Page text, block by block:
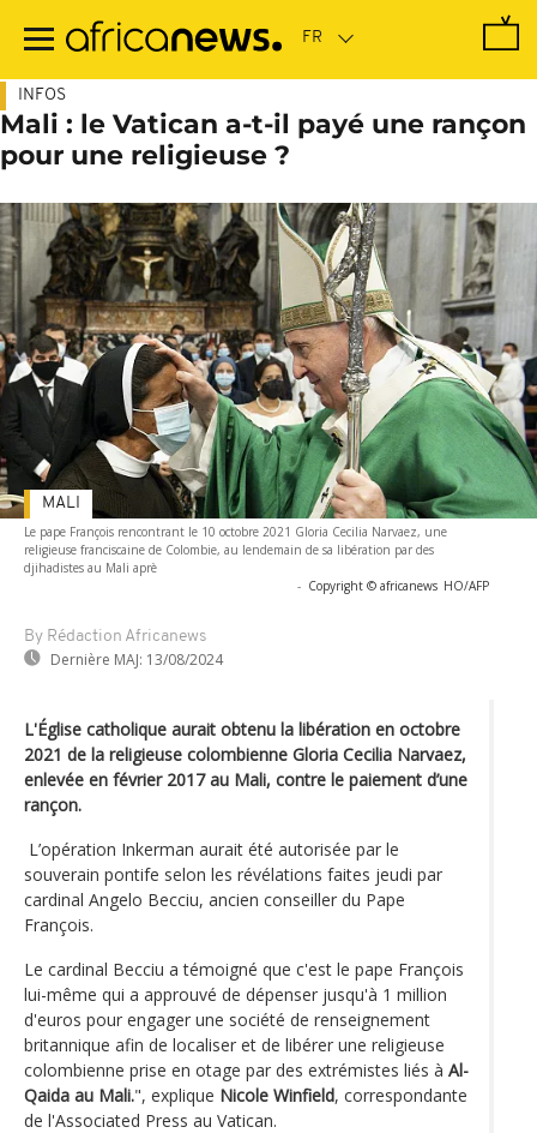
contenu
INFOS
Mali : le Vatican a-t-il payé une rançon
pour une religieuse ?
Le pape François rencontrant le 10 octobre 2021 Gloria Cecilia Narvaez, une
religieuse franciscaine de Colombie, au lendemain de sa libération par des
djihadistes au Mali aprè
- Copyright © africanews HO/AFP
By Rédaction Africanews
Dernière MAJ: 13/08/2024
MALI
L'Église catholique aurait obtenu la libération en octobre
2021 de la religieuse colombienne Gloria Cecilia Narvaez,
enlevée en février 2017 au Mali, contre le paiement d’une
rançon.
L’opération Inkerman aurait été autorisée par le
souverain pontife selon les révélations faites jeudi par
cardinal Angelo Becciu, ancien conseiller du Pape
François.
Le cardinal Becciu a témoigné que c'est le pape François
lui-même qui a approuvé de dépenser jusqu'à 1 million
d'euros pour engager une société de renseignement
britannique afin de localiser et de libérer une religieuse
colombienne prise en otage par des extrémistes liés à Al-
Qaida au Mali.", explique Nicole Winfield, correspondante
de l'Associated Press au Vatican.